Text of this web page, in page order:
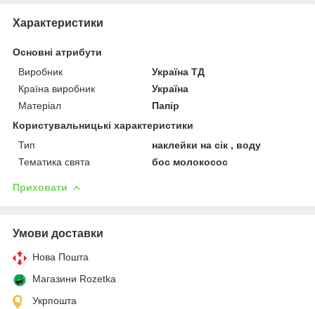
Характеристики
Основні атрибути
Виробник
Україна ТД
Країна виробник
Україна
Матеріал
Папір
Користувальницькі характеристики
Тип
наклейки на сік , воду
Тематика свята
бос молокосос
Приховати
Умови доставки
Нова Пошта
Магазини Rozetka
Укрпошта